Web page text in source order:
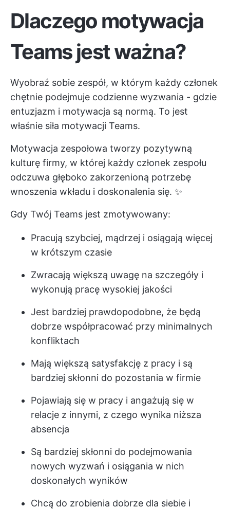
Dlaczego motywacja
Teams jest ważna?
Wyobraź sobie zespół, w którym każdy członek
chętnie podejmuje codzienne wyzwania - gdzie
entuzjazm i motywacja są normą. To jest
właśnie siła motywacji Teams.
Motywacja zespołowa tworzy pozytywną
kulturę firmy, w której każdy członek zespołu
odczuwa głęboko zakorzenioną potrzebę
wnoszenia wkładu i doskonalenia się. ✨
Gdy Twój Teams jest zmotywowany:
Pracują szybciej, mądrzej i osiągają więcej
w krótszym czasie
Zwracają większą uwagę na szczegóły i
wykonują pracę wysokiej jakości
Jest bardziej prawdopodobne, że będą
dobrze współpracować przy minimalnych
konfliktach
Mają większą satysfakcję z pracy i są
bardziej skłonni do pozostania w firmie
Pojawiają się w pracy i angażują się w
relacje z innymi, z czego wynika niższa
absencja
Są bardziej skłonni do podejmowania
nowych wyzwań i osiągania w nich
doskonałych wyników
Chcą do zrobienia dobrze dla siebie i